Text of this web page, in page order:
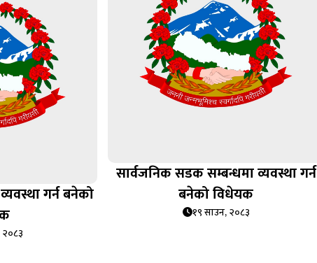
गर्न बनेको
सार्वजनिक सडक सम्बन्धमा व्यवस्था गर्न
बनेको विधेयक
१९ साउन, २०८३